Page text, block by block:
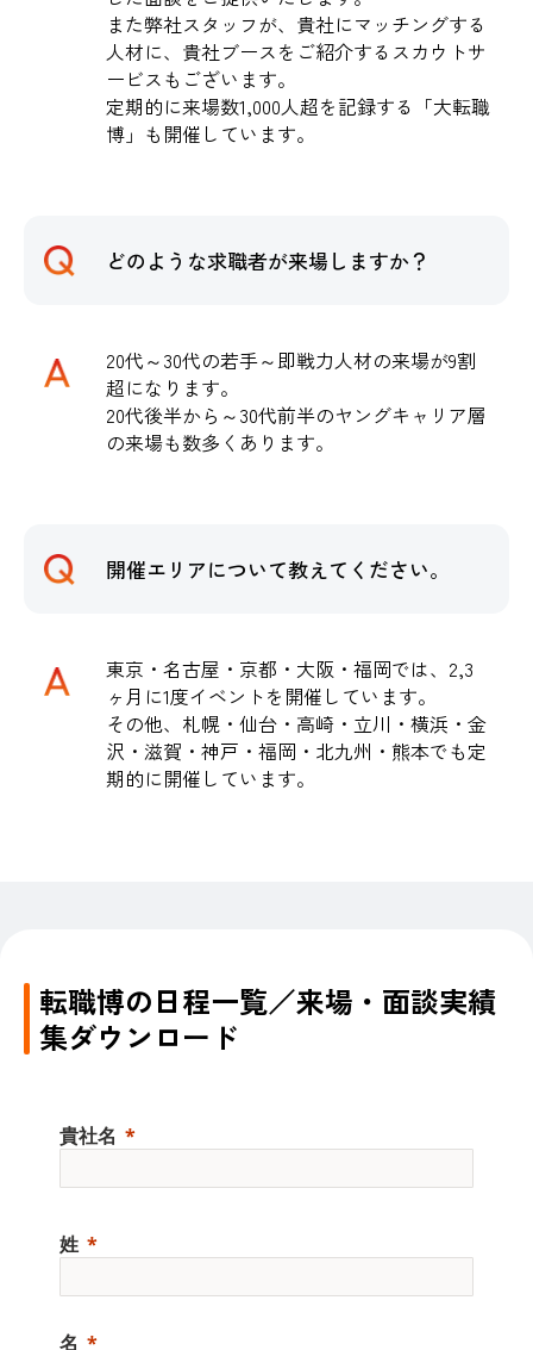
また弊社スタッフが、貴社にマッチングする
人材に、貴社ブースをご紹介するスカウトサ
ービスもございます。
定期的に来場数1,000人超を記録する「大転職
博」も開催しています。
どのような求職者が来場しますか？
20代～30代の若手～即戦力人材の来場が9割
超になります。
20代後半から～30代前半のヤングキャリア層
の来場も数多くあります。
開催エリアについて教えてください。
東京・名古屋・京都・大阪・福岡では、2,3
ヶ月に1度イベントを開催しています。
その他、札幌・仙台・高崎・立川・横浜・金
沢・滋賀・神戸・福岡・北九州・熊本でも定
期的に開催しています。
転職博の日程一覧／来場・面談実績
集ダウンロード
貴社名
姓
名